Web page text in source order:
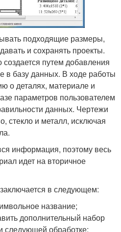
подходящие размеры,
и сохранять проекты.
путем добавления
в базу данных. В ходе работы
о деталях, материале и
параметров пользователем
данных. Чертежи
стекло и металл, исключая
информация, поэтому весь
идет на вторичное
в следующем:
название;
дополнительный набор
следующей обработке;